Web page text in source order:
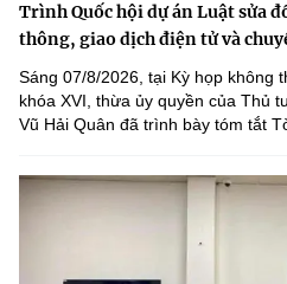
Trình Quốc hội dự án Luật sửa
thông, giao dịch điện tử và
Sáng 07/8/2026, tại Kỳ họp không
khóa XVI, thừa ủy quyền của Thủ
Vũ Hải Quân đã trình bày tóm tắt